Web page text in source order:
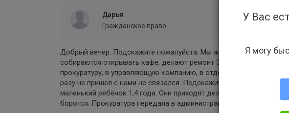
Дарья
Гражданское право
Добрый вечер. Подскажите пожалуйста. Мы живем в 9-и
собираются открывать кафе, делают ремонт 3 месяца, по
прокуратуру, в управляющую компанию, в отдел полиции. Отдел
разу не пришёл с нами не связался. Подскажите что можно
маленький ребёнок 1,4 года. Они приходят делать ремонт под
боротся. Прокуратура передала в администрацию жалобу и ГЖИ
У Вас
Я могу